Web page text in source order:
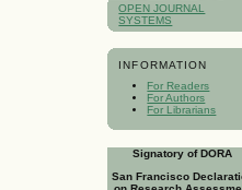
OPEN JOURNAL
SYSTEMS
INFORMATION
For Readers
For Authors
For Librarians
Signatory of DORA
San Francisco